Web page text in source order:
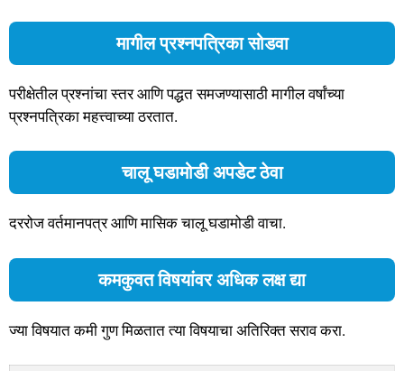
मागील प्रश्नपत्रिका सोडवा
परीक्षेतील प्रश्नांचा स्तर आणि पद्धत समजण्यासाठी मागील वर्षांच्या
प्रश्नपत्रिका महत्त्वाच्या ठरतात.
चालू घडामोडी अपडेट ठेवा
दररोज वर्तमानपत्र आणि मासिक चालू घडामोडी वाचा.
कमकुवत विषयांवर अधिक लक्ष द्या
ज्या विषयात कमी गुण मिळतात त्या विषयाचा अतिरिक्त सराव करा.